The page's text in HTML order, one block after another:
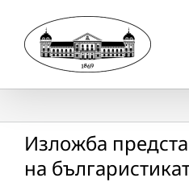
content
Изложба
на